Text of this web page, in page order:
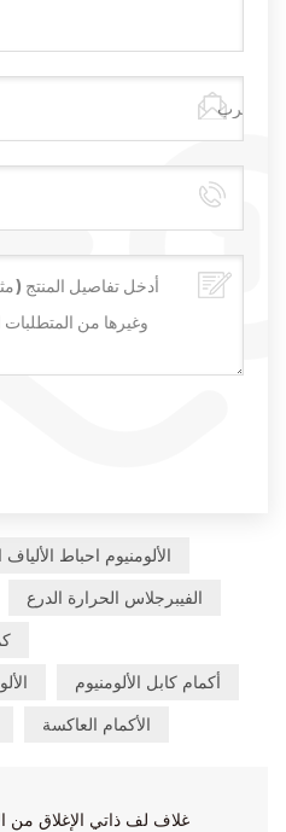
الألومنيوم احباط
الفيبرجلاس الحرارة الدرع
أكمام كابل الألومنيوم
الأكمام العاكسة
غلاف لف ذاتي الإغلاق من